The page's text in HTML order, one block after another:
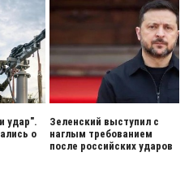
удар".
о
Зеленский выступил с
наглым требованием
после российских ударов